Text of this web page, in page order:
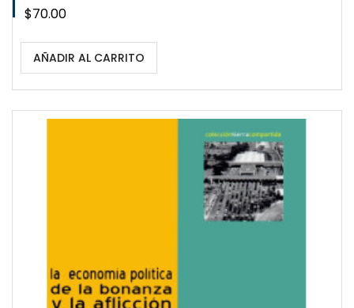
Precio
$70.00
AÑADIR AL CARRITO